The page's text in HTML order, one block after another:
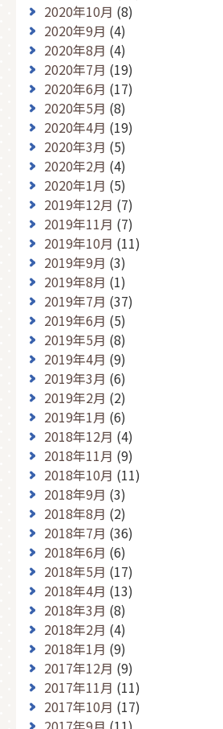
2020年10月 (8)
2020年9月 (4)
2020年8月 (4)
2020年7月 (19)
2020年6月 (17)
2020年5月 (8)
2020年4月 (19)
2020年3月 (5)
2020年2月 (4)
2020年1月 (5)
2019年12月 (7)
2019年11月 (7)
2019年10月 (11)
2019年9月 (3)
2019年8月 (1)
2019年7月 (37)
2019年6月 (5)
2019年5月 (8)
2019年4月 (9)
2019年3月 (6)
2019年2月 (2)
2019年1月 (6)
2018年12月 (4)
2018年11月 (9)
2018年10月 (11)
2018年9月 (3)
2018年8月 (2)
2018年7月 (36)
2018年6月 (6)
2018年5月 (17)
2018年4月 (13)
2018年3月 (8)
2018年2月 (4)
2018年1月 (9)
2017年12月 (9)
2017年11月 (11)
2017年10月 (17)